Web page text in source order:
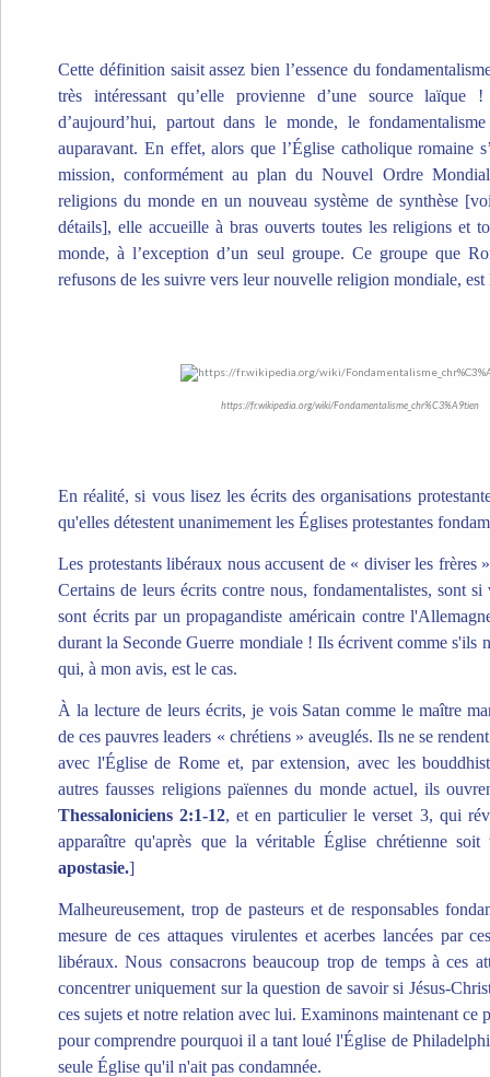
Cette définition saisit assez bien l’essence du
très intéressant qu’elle provienne d’une source
d’aujourd’hui, partout dans le monde, le
auparavant. En effet, alors que l’Église catholique romaine
mission, conformément au plan du Nouvel Ordre
religions du monde en un nouveau système de synthèse
détails], elle accueille à bras ouverts toutes les religions et
monde, à l’exception d’un seul groupe. Ce groupe que
refusons de les suivre vers leur nouvelle religion mondiale,
https://fr.wikipedia.org/wiki/Fondamentalisme_chr%C3%A9tien
En réalité, si vous lisez les écrits des organisations
qu'elles détestent unanimement les Églises protestantes
Les protestants libéraux nous accusent de « diviser les frères
Certains de leurs écrits contre nous, fondamentalistes, sont
sont écrits par un propagandiste américain contre
durant la Seconde Guerre mondiale ! Ils écrivent comme s'ils
qui, à mon avis, est le cas.
À la lecture de leurs écrits, je vois Satan comme le maître
de ces pauvres leaders « chrétiens » aveuglés. Ils ne se
avec l'Église de Rome et, par extension, avec les
autres fausses religions païennes du monde actuel, ils
Thessaloniciens 2:1-12, et en particulier le verset 3, qui
apparaître qu'après que la véritable Église chrétienne soit
apostasie.]
Malheureusement, trop de pasteurs et de responsables
mesure de ces attaques virulentes et acerbes lancées par
libéraux. Nous consacrons beaucoup trop de temps à ces
concentrer uniquement sur la question de savoir si Jésus-
ces sujets et notre relation avec lui. Examinons maintenant ce
pour comprendre pourquoi il a tant loué l'Église de
seule Église qu'il n'ait pas condamnée.